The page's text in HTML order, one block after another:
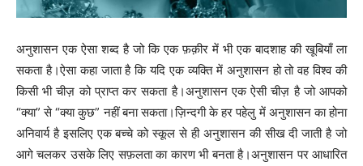
अनुशासन एक ऐसा शब्द है जो कि एक फ़क़ीर में भी एक बादशाह की खूबियाँ ला
सकता है।ऐसा कहा जाता है कि यदि एक व्यक्ति में अनुशासन हो तो वह विश्व की
किसी भी चीज़ को प्राप्त कर सकता है।अनुशासन एक ऐसी चीज़ है जो आपको
“क्या” से “क्या कुछ” नहीं बना सकता।ज़िन्दगी के हर पहेलु में अनुशासन का होना
अनिवार्य है इसलिए एक बच्चे को स्कूल से ही अनुशासन की सीख दी जाती है जो
आगे चलकर उसके लिए सफ़लता का कारण भी बनता है।अनुशासन पर आधारित